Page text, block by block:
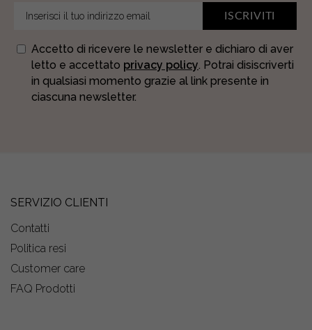
ISCRIVITI
Accetto di ricevere le newsletter e dichiaro di aver
letto e accettato privacy policy. Potrai disiscriverti
in qualsiasi momento grazie al link presente in
ciascuna newsletter.
SERVIZIO CLIENTI
Contatti
Politica resi
Customer care
FAQ Prodotti